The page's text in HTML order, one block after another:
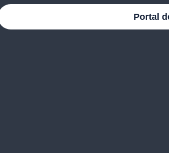
Portal